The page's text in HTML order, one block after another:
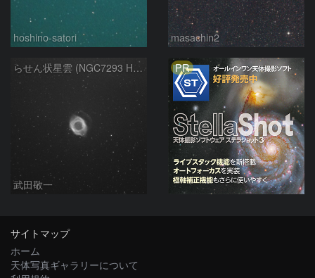
hoshino-satori masachin2
らせん状星雲 (NGC7293 Helix Nebula)
武田敬一
PR
サイトマップ
ホーム
天体写真ギャラリーについて